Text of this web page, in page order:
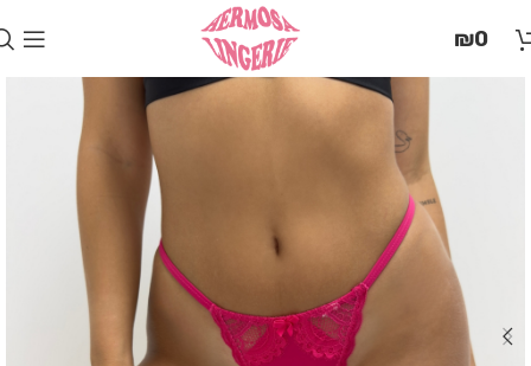
זֶה
לִפְתִיחַת
תַּפְרִיט
הֵנְּגִישׁוּת
₪0